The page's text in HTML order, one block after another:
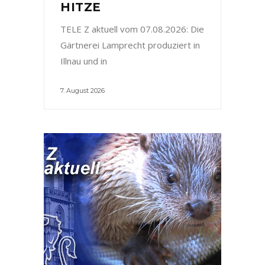
HITZE
TELE Z aktuell vom 07.08.2026: Die
Gärtnerei Lamprecht produziert in
Illnau und in
7. August 2026